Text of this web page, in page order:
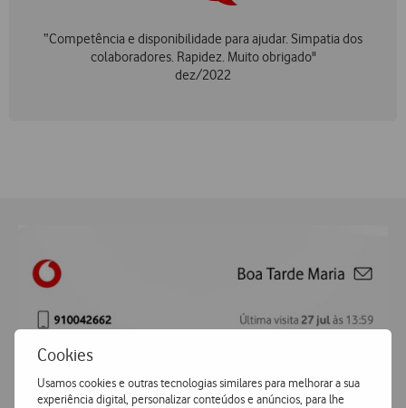
Cookies
Usamos cookies e outras tecnologias similares para melhorar a sua
experiência digital, personalizar conteúdos e anúncios, para lhe
“Competência e disponibilidade para ajudar. Simpatia dos
colaboradores. Rapidez. Muito obrigado"
dez/2022